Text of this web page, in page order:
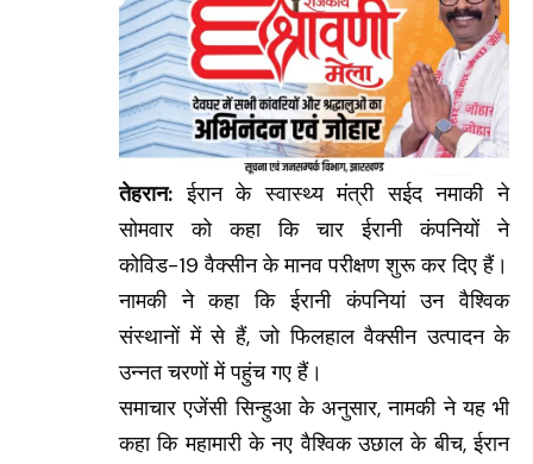
तेहरान: ईरान के स्वास्थ्य मंत्री सईद नमाकी ने
सोमवार को कहा कि चार ईरानी कंपनियों ने
कोविड-19 वैक्सीन के मानव परीक्षण शुरू कर दिए हैं।
नामकी ने कहा कि ईरानी कंपनियां उन वैश्विक
संस्थानों में से हैं, जो फिलहाल वैक्सीन उत्पादन के
उन्नत चरणों में पहुंच गए हैं।
समाचार एजेंसी सिन्हुआ के अनुसार, नामकी ने यह भी
कहा कि महामारी के नए वैश्विक उछाल के बीच, ईरान